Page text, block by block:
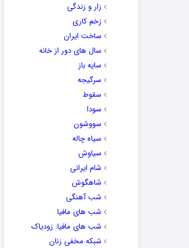
زار و زندگی
زخم کاری
ساخت ایران
سال های دور از خانه
سایه باز
سرگیجه
سقوط
سودا
سووشون
سیاه چاله
سیاوش
شام ایرانی
شاهگوش
شب آهنگی
شب های مافیا
شب های مافیا: زودیاک
شبکه مخفی زنان